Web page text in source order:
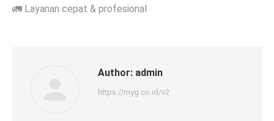
🚛 Layanan cepat & profesional
Author: admin
https://myg.co.id/v2